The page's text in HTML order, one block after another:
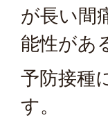
が長い間
能性があ
予防接種
す。